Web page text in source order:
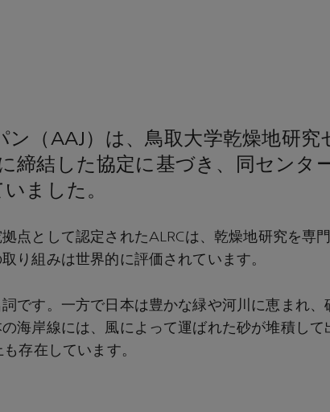
（AAJ）は、鳥取大学乾燥地研究
締結した協定に基づき、同センタ
ました。
点として認定されたALRCは、乾燥地研究を専
り組みは世界的に評価されています。
です。一方で日本は豊かな緑や河川に恵まれ、
海岸線には、風によって運ばれた砂が堆積して
存在しています。